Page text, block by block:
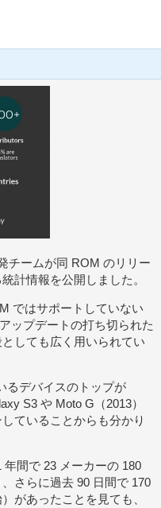
チームが同 ROM のリリー
計情報を公開しました。
ではサポートしていない
ップデートの打ち切られた
しても広く用いられてい
るデバイスのトップが
S3 や Moto G（2013）
ていることからも分かり
年間で 23 メーカーの 180
さらに過去 90 日間で 170
があったことを見ても、